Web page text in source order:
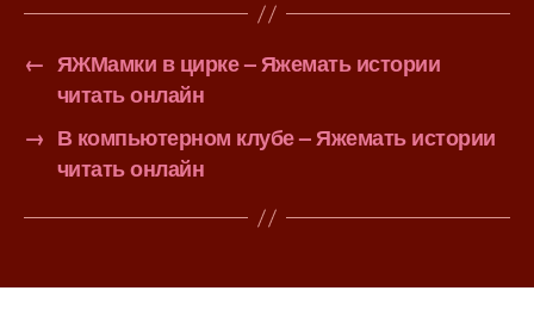
← ЯЖМамки в цирке – Яжемать истории
читать онлайн
→ В компьютерном клубе – Яжемать истории
читать онлайн